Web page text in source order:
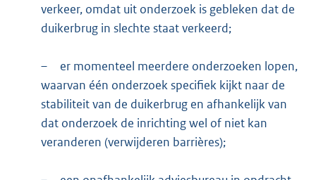
verkeer, omdat uit onderzoek is gebleken dat de
duikerbrug in slechte staat verkeerd;
–
er momenteel meerdere onderzoeken lopen,
waarvan één onderzoek specifiek kijkt naar de
stabiliteit van de duikerbrug en afhankelijk van
dat onderzoek de inrichting wel of niet kan
veranderen (verwijderen barrières);